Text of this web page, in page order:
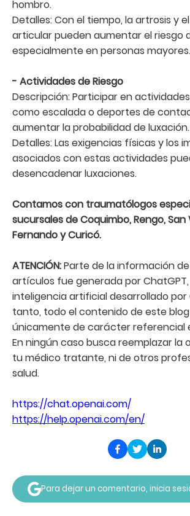
hombro.
Detalles: Con el tiempo, la artrosis y
articular pueden aumentar el riesgo
especialmente en personas mayores.
- Actividades de Riesgo
Descripción: Participar en
como escalada o deportes de
aumentar la probabilidad de luxación.
Detalles: Las exigencias físicas y los
asociados con estas actividades
desencadenar luxaciones.
Contamos con traumatólogos
sucursales de Coquimbo, Rengo, San
Fernando y Curicó.
ATENCIÓN:Parte de la información
artículos fue generada por
inteligencia artificial desarrollado por
tanto, todo el contenido de este
únicamente de carácter referencial
En ningún caso busca reemplazar la
tu médico tratante, ni de otros
salud.
https://chat.openai.com/
https://help.openai.com/en/
Para dejar un comentario, inicia